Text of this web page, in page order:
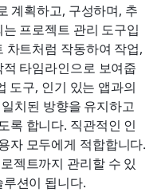
계획하고, 구성하며, 추
프로젝트 관리 도구입
차트처럼 작동하여 작업,
타임라인으로 보여줍
도구, 인기 있는 앱과의
치된 방향을 유지하고
록 합니다. 직관적인 인
자 모두에게 적합합니다.
젝트까지 관리할 수 있
션이 됩니다.